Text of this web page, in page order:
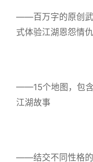
——百万字的原创武
式体验江湖恩怨情仇
——15个地图，包含
江湖故事
——结交不同性格的